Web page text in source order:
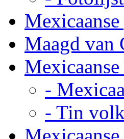
Mexicaanse
Maagd van
-
- Tin